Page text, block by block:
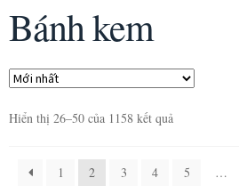
Bánh kem
Hiển thị 26–50 của 1158 kết quả
1 2 3 4 5 …